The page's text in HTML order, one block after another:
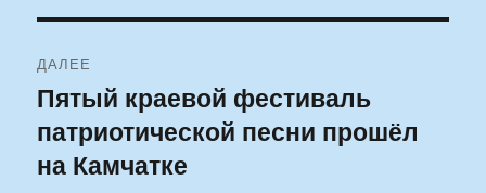
ДАЛЕЕ
Следующая
запись:
Пятый краевой фестиваль
патриотической песни прошёл
на Камчатке